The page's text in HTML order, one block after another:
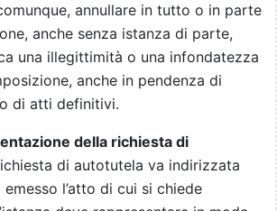
annullare in tutto o in parte
anche senza istanza di parte,
una illegittimità o una infondatezza
anche in pendenza di
di atti definitivi.
della richiesta di
di autotutela va indirizzata
emesso l’atto di cui si chiede